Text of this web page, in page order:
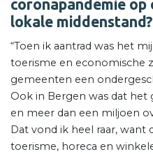
coronapandemie op
lokale middenstand?
“Toen ik aantrad was het
toerisme en economische
gemeenten een
Ook in Bergen was dat
en meer dan een miljoen
Dat vond ik heel raar,
toerisme, horeca en